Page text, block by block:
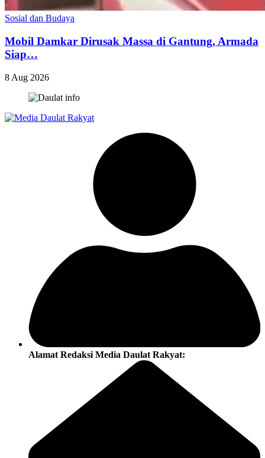
Sosial dan Budaya
Mobil Damkar Dirusak Massa di Gantung, Armada
Siap…
8 Aug 2026
Alamat Redaksi Media Daulat Rakyat: